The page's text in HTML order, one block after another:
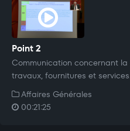
Point 2
Communication concernant
travaux, fournitures et
Affaires Générales
00:21:25